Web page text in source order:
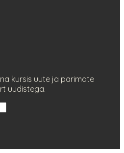
kursis uute ja parimate
uudistega.